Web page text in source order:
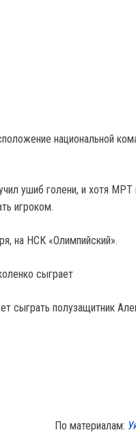
национальной
ушиб голени, и хотя МРТ
игроком.
на НСК «Олимпийский».
сыграет
сыграть полузащитник
По материалам: